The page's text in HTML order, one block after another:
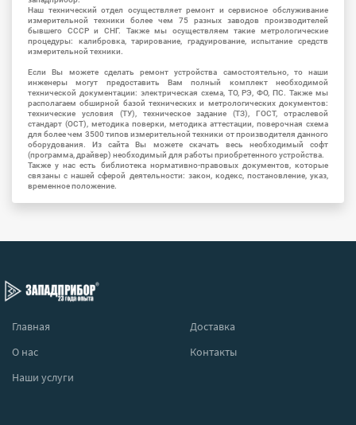
Наш технический отдел осуществляет ремонт и сервисное обслуживание
измерительной техники более чем 75 разных заводов производителей
бывшего СССР и СНГ. Также мы осуществляем такие метрологические
процедуры: калибровка, тарирование, градуирование, испытание средств
измерительной техники.
Если Вы можете сделать ремонт устройства самостоятельно, то наши
инженеры могут предоставить Вам полный комплект необходимой
технической документации: электрическая схема, ТО, РЭ, ФО, ПС. Также мы
располагаем обширной базой технических и метрологических документов:
технические условия (ТУ), техническое задание (ТЗ), ГОСТ, отраслевой
стандарт (ОСТ), методика поверки, методика аттестации, поверочная схема
для более чем 3500 типов измерительной техники от производителя данного
оборудования. Из сайта Вы можете скачать весь необходимый софт
(программа, драйвер) необходимый для работы приобретенного устройства.
Также у нас есть библиотека нормативно-правовых документов, которые
связаны с нашей сферой деятельности: закон, кодекс, постановление, указ,
временное положение.
Главная
Доставка
О нас
Контакты
Наши услуги